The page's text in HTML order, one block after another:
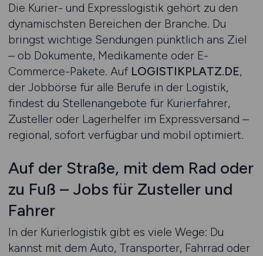
Die Kurier- und Expresslogistik gehört zu den
dynamischsten Bereichen der Branche. Du
bringst wichtige Sendungen pünktlich ans Ziel
– ob Dokumente, Medikamente oder E-
Commerce-Pakete. Auf LOGISTIKPLATZ.DE,
der Jobbörse für alle Berufe in der Logistik,
findest du Stellenangebote für Kurierfahrer,
Zusteller oder Lagerhelfer im Expressversand –
regional, sofort verfügbar und mobil optimiert.
Auf der Straße, mit dem Rad oder
zu Fuß – Jobs für Zusteller und
Fahrer
In der Kurierlogistik gibt es viele Wege: Du
kannst mit dem Auto, Transporter, Fahrrad oder